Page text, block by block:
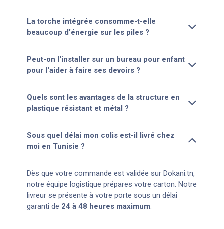
La torche intégrée consomme-t-elle
beaucoup d'énergie sur les piles ?
Peut-on l'installer sur un bureau pour enfant
pour l'aider à faire ses devoirs ?
Quels sont les avantages de la structure en
plastique résistant et métal ?
Sous quel délai mon colis est-il livré chez
moi en Tunisie ?
Dès que votre commande est validée sur Dokani.tn,
notre équipe logistique prépares votre carton. Notre
livreur se présente à votre porte sous un délai
garanti de 24 à 48 heures maximum.